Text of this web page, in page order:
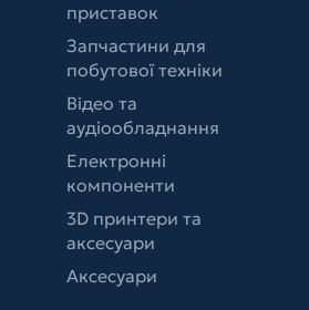
приставок
Запчастини для
побутової техніки
Відео та
аудіообладнання
Електронні
компоненти
3D принтери та
аксесуари
Аксесуари